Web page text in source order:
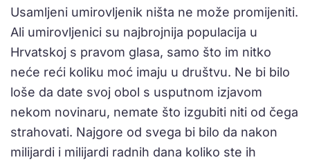
Usamljeni umirovljenik ništa ne može promijeniti.
Ali umirovljenici su najbrojnija populacija u
Hrvatskoj s pravom glasa, samo što im nitko
neće reći koliku moć imaju u društvu. Ne bi bilo
loše da date svoj obol s usputnom izjavom
nekom novinaru, nemate što izgubiti niti od čega
strahovati. Najgore od svega bi bilo da nakon
milijardi i milijardi radnih dana koliko ste ih